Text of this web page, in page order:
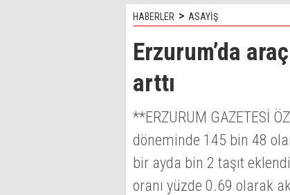
HABERLER > ASAYİŞ
Erzurum’da
arttı
**ERZURUM GAZETESİ
döneminde 145 bin 48
bir ayda bin 2 taşıt
oranı yüzde 0.69 olarak